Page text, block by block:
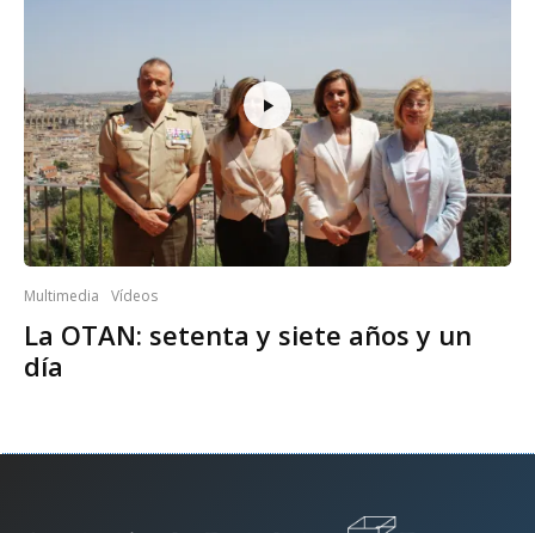
Multimedia Vídeos
La OTAN: setenta y siete años y un
día